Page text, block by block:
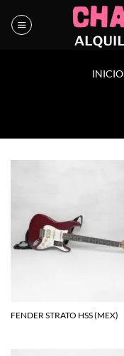
INICIO
FENDER STRATO HSS (MEX)